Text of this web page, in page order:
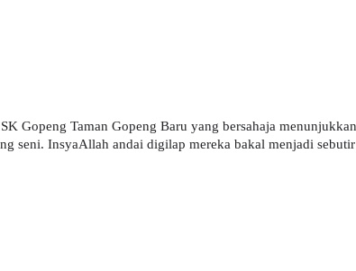
Gopeng Taman Gopeng Baru yang bersahaja menunjukkan
seni. InsyaAllah andai digilap mereka bakal menjadi sebutir